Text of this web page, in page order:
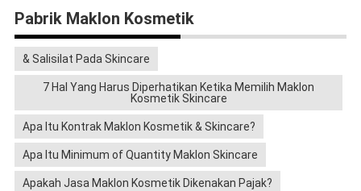
Pabrik Maklon Kosmetik
& Salisilat Pada Skincare
7 Hal Yang Harus Diperhatikan Ketika Memilih Maklon
Kosmetik Skincare
Apa Itu Kontrak Maklon Kosmetik & Skincare?
Apa Itu Minimum of Quantity Maklon Skincare
Apakah Jasa Maklon Kosmetik Dikenakan Pajak?